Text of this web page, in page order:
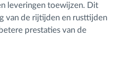
leveringen toewijzen. Dit
van de rijtijden en rusttijden
prestaties van de